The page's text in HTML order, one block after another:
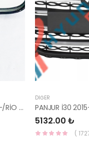
AYNA İÇ BLUE/ELANTRA 11-/CEED 10-/RİO 12-/SPORTAGE 11- 85101-3X100-HMC
DIĞER
5132.00 ₺
(